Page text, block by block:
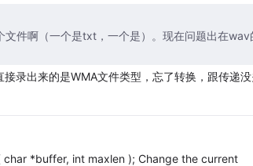
件啊（一个是txt，一个是）。现在问题出在wav
录出来的是WMA文件类型，忘了转换，跟传递
*buffer, int maxlen ); Change the current